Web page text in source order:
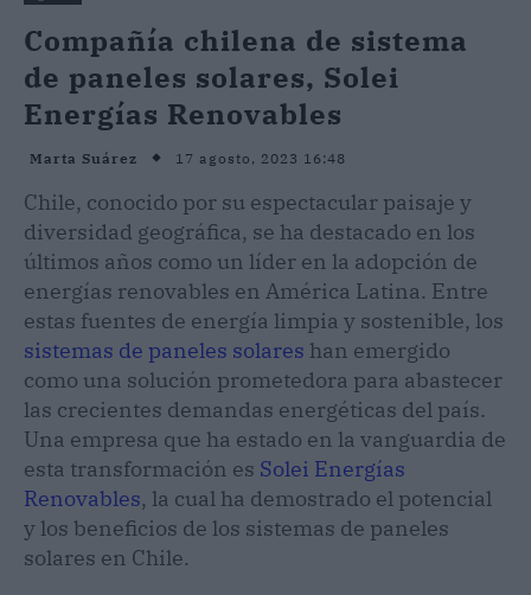
Compañía chilena de sistema
de paneles solares, Solei
Energías Renovables
Marta Suárez 17 agosto, 2023 16:48
Chile, conocido por su espectacular paisaje y
diversidad geográfica, se ha destacado en los
últimos años como un líder en la adopción de
energías renovables en América Latina. Entre
estas fuentes de energía limpia y sostenible, los
sistemas de paneles solares han emergido
como una solución prometedora para abastecer
las crecientes demandas energéticas del país.
Una empresa que ha estado en la vanguardia de
esta transformación es Solei Energías
Renovables, la cual ha demostrado el potencial
y los beneficios de los sistemas de paneles
solares en Chile.